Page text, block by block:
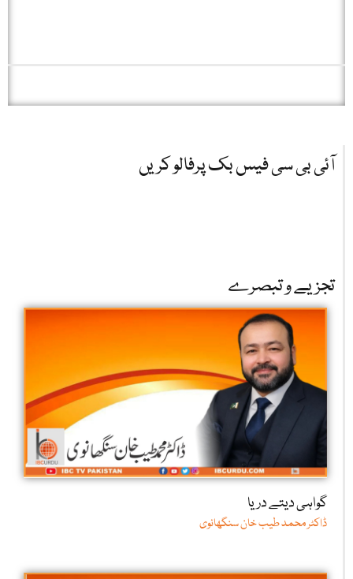
آئی بی سی فیس بک پرفالو کریں
تجزیے و تبصرے
گواہی دیتے دریا
ڈاکٹر محمد طیب خان سنگھانوی